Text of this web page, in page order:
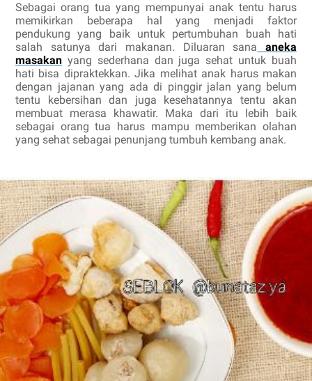
Sebagai orang tua yang mempunyai anak tentu harus
memikirkan beberapa hal yang menjadi faktor
pendukung yang baik untuk pertumbuhan buah hati
salah satunya dari makanan. Diluaran sana
aneka
masakan yang sederhana dan juga sehat untuk buah
hati bisa dipraktekkan. Jika melihat anak harus makan
dengan jajanan yang ada di pinggir jalan yang belum
tentu kebersihan dan juga kesehatannya tentu akan
membuat merasa khawatir. Maka dari itu lebih baik
sebagai orang tua harus mampu memberikan olahan
yang sehat sebagai penunjang tumbuh kembang anak.